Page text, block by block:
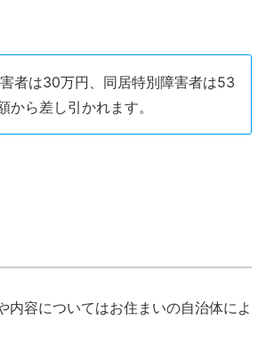
者は30万円、同居特別障害者は53
から差し引かれます。
内容についてはお住まいの自治体によ